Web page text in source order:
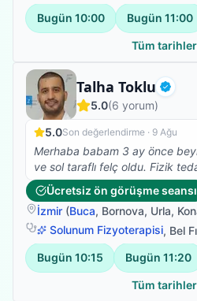
Bugün 10:00 Bugün 11:00
Tüm
Talha Toklu
Fizyoterapist
5.0(6 yorum)
5.0Son değerlendirme · 9 Ağu
Merhaba babam 3 ay önce
ve sol taraflı felç oldu. Fizik
beyle başladık çok olumlu ve
şükürler olsun ki yatalak olan
kendi başına ayağa kalkabildi,
bey gerçekten de alanında
yapıyor, ayrıyetten de çok
olması ayrı bir güzel.
ediyor, Buradan talha beye
iletiyorum, RABBİM her daim
Ücretsiz ön görüşme seansı
İzmir (Buca, Bornova, Urla,
Solunum Fizyoterapisi, Bel
Bugün 10:15 Bugün 11:20
Tüm